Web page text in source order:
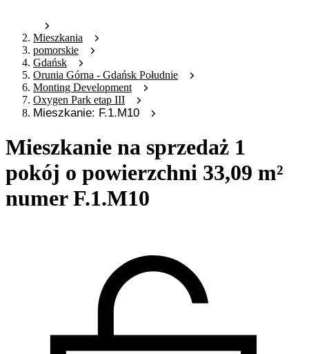
Mieszkania
pomorskie
Gdańsk
Orunia Górna - Gdańsk Południe
Monting Development
Oxygen Park etap III
Mieszkanie: F.1.M10
Mieszkanie na sprzedaż 1
pokój o powierzchni 33,09 m²
numer F.1.M10